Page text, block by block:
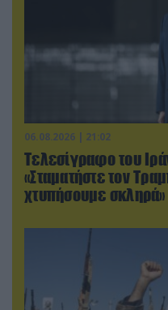
06.08.2026 | 21:02
Τελεσίγραφο του
«Σταματήστε τον
χτυπήσουμε σκληρά»